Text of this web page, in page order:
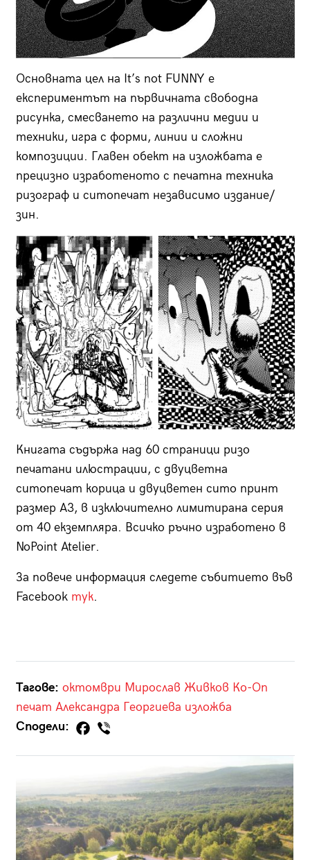
Основната цел на It’s not FUNNY е
експериментът на първичната свободна
рисунка, смесването на различни медии и
техники, игра с форми, линии и сложни
композиции. Главен обект на изложбата е
прецизно изработеното с печатна техника
ризограф и ситопечат независимо издание/
зин.
Книгата съдържа над 60 страници ризо
печатани илюстрации, с двуцветна
ситопечат корица и двуцветен сито принт
размер А3, в изключително лимитирана серия
от 40 екземпляра. Всичко ръчно изработено в
NoPoint Atelier.
За повече информация следете събитието във
Facebook тук.
Тагове: октомври Мирослав Живков Ко-Оп
печат Александра Георгиева изложба
Сподели: